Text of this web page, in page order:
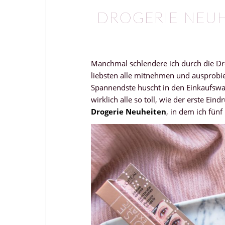
DROGERIE
Manchmal schlendere ich durch die
liebsten alle mitnehmen und
Spannendste huscht in den
wirklich alle so toll, wie der erste
Drogerie Neuheiten, in dem ich fünf